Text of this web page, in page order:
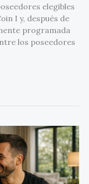
elegibles
I y, después de
programada
los poseedores